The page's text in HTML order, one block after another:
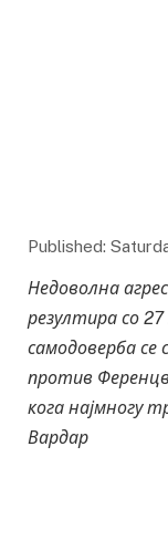
Published:
Недоволна
резултира со
самодоверба
против
кога најмногу
Вардар